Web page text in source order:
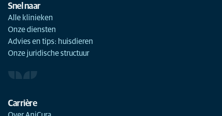
Snel naar
Alle klinieken
Onze diensten
Advies en tips: huisdieren
Onze juridische structuur
Carrière